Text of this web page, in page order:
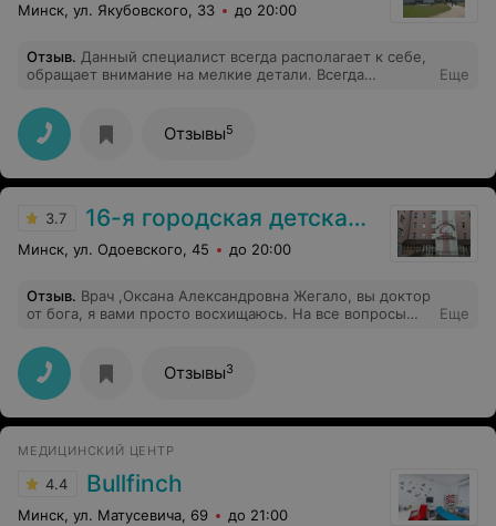
Минск, ул. Якубовского, 33 до 20:00
Отзыв. Данный специалист всегда располагает к себе,
обращает внимание на мелкие детали. Всегда
назначение препаратов всегда на высоком утровне.
Еще
Отзывы5
3.7 16-я городская детская поликлиника
Минск, ул. Одоевского, 45 до 20:00
Отзыв. Врач ,Оксана Александровна Жегало, вы доктор
от бога, я вами просто восхищаюсь. На все вопросы
ещё скажет берите ручку записывайте что я вам
говорю. 16 поликлиника, вам повезло что у вас есть
такой классный врач, вот бы нам ее. Спасибо вам,
просто огромное человеческое спасибо.
Еще
Отзывы3
МЕДИЦИНСКИЙ ЦЕНТР
4.4 Bullfinch
Минск, ул. Матусевича, 69 до 21:00